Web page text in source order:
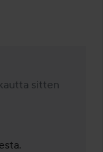
.
sitten
lisättiin 6